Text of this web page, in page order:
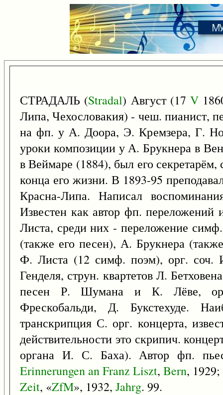
СТРАДАЛЬ (Stradal) Август (17V
Липа, Чехословакия) - чеш. пианист,
на фп. у А. Доора, Э. Кремзера, Г.
уроки композиции у А. Брукнера в
в Веймаре (1884), был его
конца его жизни. В 1893-95
Красна-Липа. Написал
Известен как автор фп. переложений
Листа, среди них - переложение
(также его песен), А. Брукнера
Ф. Листа (12 симф. поэм), орг.
Генделя, струн. квартетов Л.
песен Р. Шумана и К. Лёве,
Фрескобальди, Д. Букстехуде.
транскрипция С. орг. концерта,
действительности это скрипич.
органа И. С. Баха). Автор фп.
Erinnerungen anFranz Liszt, Bern, 1929;
Zeit, «ZfM», 1932, Jahrg. 99.